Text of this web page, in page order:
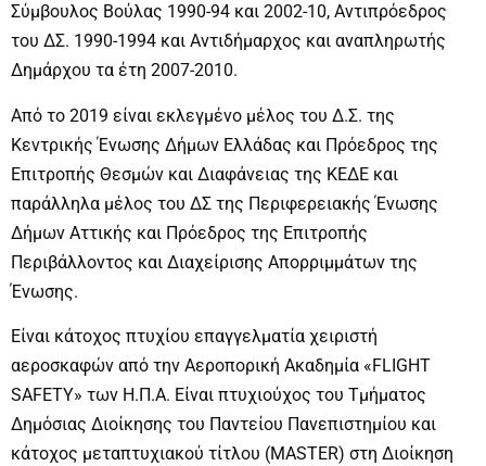
Σύμβουλος Βούλας 1990-94 και 2002-10, Αντιπρόεδρος
του ΔΣ. 1990-1994 και Αντιδήμαρχος και αναπληρωτής
Δημάρχου τα έτη 2007-2010.
Από το 2019 είναι εκλεγμένο μέλος του Δ.Σ. της
Κεντρικής Ένωσης Δήμων Ελλάδας και Πρόεδρος της
Επιτροπής Θεσμών και Διαφάνειας της ΚΕΔΕ και
παράλληλα μέλος του ΔΣ της Περιφερειακής Ένωσης
Δήμων Αττικής και Πρόεδρος της Επιτροπής
Περιβάλλοντος και Διαχείρισης Απορριμμάτων της
Ένωσης.
Είναι κάτοχος πτυχίου επαγγελματία χειριστή
αεροσκαφών από την Αεροπορική Ακαδημία «FLIGHT
SAFETY» των Η.Π.Α. Είναι πτυχιούχος του Τμήματος
Δημόσιας Διοίκησης του Παντείου Πανεπιστημίου και
κάτοχος μεταπτυχιακού τίτλου (ΜASTER) στη Διοίκηση